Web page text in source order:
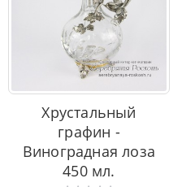
Хрустальный
графин -
Виноградная лоза
450 мл.